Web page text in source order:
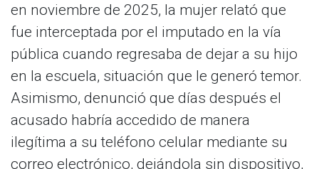
en noviembre de 2025, la mujer relató que
fue interceptada por el imputado en la vía
pública cuando regresaba de dejar a su hijo
en la escuela, situación que le generó temor.
Asimismo, denunció que días después el
acusado habría accedido de manera
ilegítima a su teléfono celular mediante su
correo electrónico, dejándola sin dispositivo,